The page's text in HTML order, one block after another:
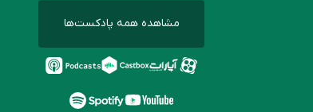
مشاهده همه پادکست‌ها